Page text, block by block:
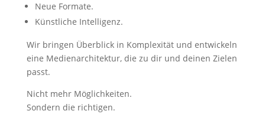
Neue Formate.
Künstliche Intelligenz.
Wir bringen Überblick in Komplexität und entwickeln
eine Medienarchitektur, die zu dir und deinen Zielen
passt.
Nicht mehr Möglichkeiten.
Sondern die richtigen.